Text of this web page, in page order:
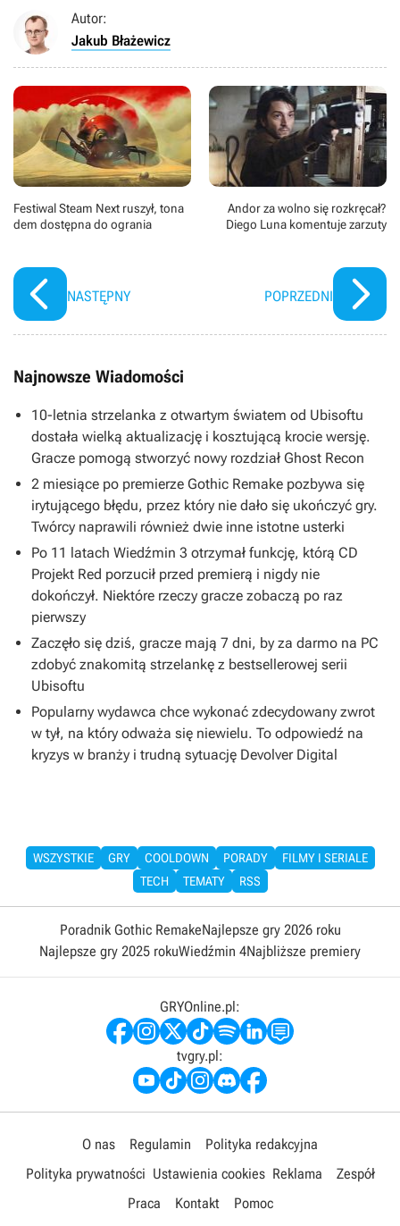
Autor:
Jakub Błażewicz
Festiwal Steam Next ruszył, tona
dem dostępna do ogrania
NASTĘPNY
Andor za wolno się rozkręcał?
Diego Luna komentuje zarzuty
POPRZEDNI
Najnowsze Wiadomości
10-letnia strzelanka z otwartym światem od Ubisoftu
dostała wielką aktualizację i kosztującą krocie wersję.
Gracze pomogą stworzyć nowy rozdział Ghost Recon
2 miesiące po premierze Gothic Remake pozbywa się
irytującego błędu, przez który nie dało się ukończyć gry.
Twórcy naprawili również dwie inne istotne usterki
Po 11 latach Wiedźmin 3 otrzymał funkcję, którą CD
Projekt Red porzucił przed premierą i nigdy nie
dokończył. Niektóre rzeczy gracze zobaczą po raz
pierwszy
Zaczęło się dziś, gracze mają 7 dni, by za darmo na PC
zdobyć znakomitą strzelankę z bestsellerowej serii
Ubisoftu
Popularny wydawca chce wykonać zdecydowany zwrot
w tył, na który odważa się niewielu. To odpowiedź na
kryzys w branży i trudną sytuację Devolver Digital
WSZYSTKIE GRY COOLDOWN PORADY
FILMY I SERIALE
TECH
TEMATY RSS
Poradnik Gothic RemakeNajlepsze gry 2026 roku
Najlepsze gry 2025 rokuWiedźmin 4Najbliższe premiery
GRYOnline.pl:
tvgry.pl:
O nas Regulamin
Polityka redakcyjna
Polityka prywatności Ustawienia cookies Reklama
Zespół
Praca
Kontakt Pomoc